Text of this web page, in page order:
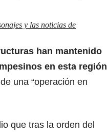
y las noticias de
han mantenido
en esta región
una “operación en
que tras la orden del